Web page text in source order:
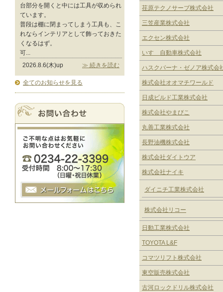
台部分を開くと中には工具が収められ
ています。
普段は棚に閉まってしまう工具も、こ
れならインテリアとして飾っておきた
くなるはず。
可...
2026.8.6(木)up
≫ 続きを読む
全てのお知らせを見る
荏原テクノサーブ株式会社
三笠産業株式会社
エクセン株式会社
いすゞ自動車株式会社
ハスクバーナ・ゼノア株式会
株式会社オオマチワールド
日成ビルド工業株式会社
株式会社やまびこ
丸善工業株式会社
長野油機株式会社
株式会社ダイトウア
株式会社ナイキ
ダイニチ工業株式会社
株式会社リコー
日動工業株式会社
TOYOTA L&F
コマツリフト株式会社
東空販売株式会社
古河ロックドリル株式会社